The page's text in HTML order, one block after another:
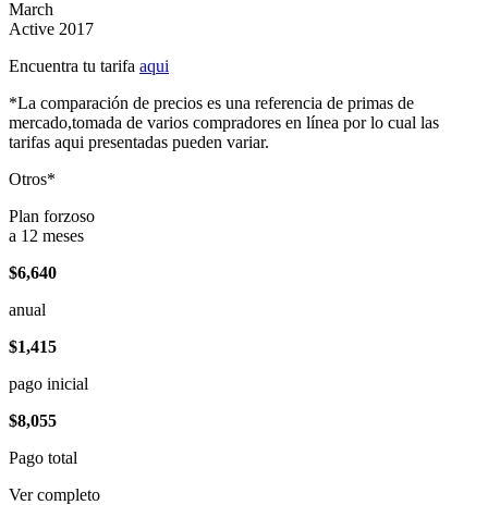
March
Active 2017
Encuentra tu tarifa aqui
*La comparación de precios es una referencia de primas de
mercado,tomada de varios compradores en línea por lo cual las
tarifas aqui presentadas pueden variar.
Otros*
Plan forzoso
a 12 meses
$6,640
anual
$1,415
pago inicial
$8,055
Pago total
Ver completo